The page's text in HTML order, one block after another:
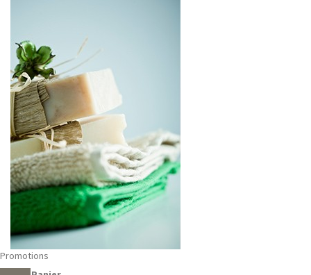
Promotions